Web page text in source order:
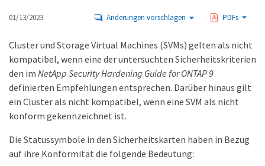
01/13/2023 Änderungen vorschlagen PDFs
Cluster und Storage Virtual Machines (SVMs) gelten als nicht
kompatibel, wenn eine der untersuchten Sicherheitskriterien
den im NetApp Security Hardening Guide for ONTAP 9
definierten Empfehlungen entsprechen. Darüber hinaus gilt
ein Cluster als nicht kompatibel, wenn eine SVM als nicht
konform gekennzeichnet ist.
Die Statussymbole in den Sicherheitskarten haben in Bezug
auf ihre Konformität die folgende Bedeutung: